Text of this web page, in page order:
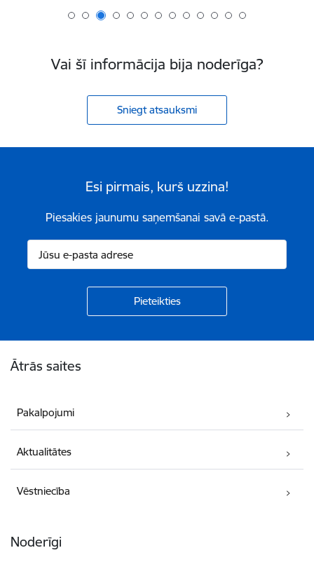
Vai šī informācija bija noderīga?
Sniegt atsauksmi
Esi pirmais, kurš uzzina!
Piesakies jaunumu saņemšanai savā e-pastā.
Ātrās saites
Pakalpojumi
Aktualitātes
Vēstniecība
Noderīgi